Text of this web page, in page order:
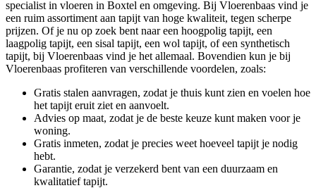
specialist in vloeren in Boxtel en omgeving. Bij Vloerenbaas vind je
een ruim assortiment aan tapijt van hoge kwaliteit, tegen scherpe
prijzen. Of je nu op zoek bent naar een hoogpolig tapijt, een
laagpolig tapijt, een sisal tapijt, een wol tapijt, of een synthetisch
tapijt, bij Vloerenbaas vind je het allemaal. Bovendien kun je bij
Vloerenbaas profiteren van verschillende voordelen, zoals:
Gratis stalen aanvragen, zodat je thuis kunt zien en voelen hoe
het tapijt eruit ziet en aanvoelt.
Advies op maat, zodat je de beste keuze kunt maken voor je
woning.
Gratis inmeten, zodat je precies weet hoeveel tapijt je nodig
hebt.
Garantie, zodat je verzekerd bent van een duurzaam en
kwalitatief tapijt.